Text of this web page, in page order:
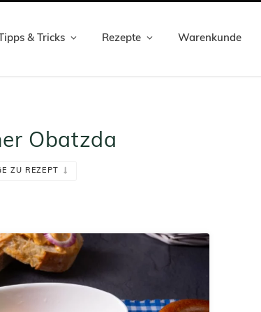
Tipps & Tricks Rezepte Warenkunde
Obatzda
ZU REZEPT